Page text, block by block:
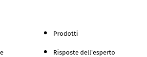
Prodotti
Risposte dell'esperto